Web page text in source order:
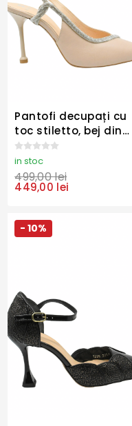
Pantofi decupați cu
toc stiletto, bej din
piele naturală cu
baretă argintie
KOR3060
in stoc
499,00 lei
449,00 lei
- 10%